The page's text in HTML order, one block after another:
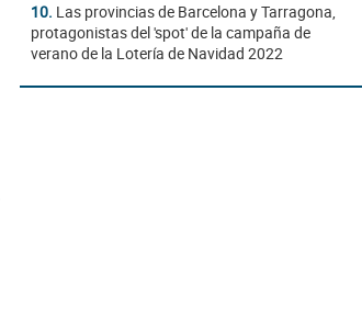
10. Las provincias de Barcelona y Tarragona,
protagonistas del 'spot' de la campaña de
verano de la Lotería de Navidad 2022